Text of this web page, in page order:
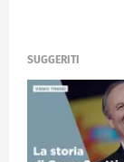
SUGGERITI